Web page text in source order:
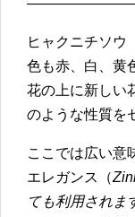
ヒャクニチソウ
色も赤、白、黄
花の上に新しい
のような性質を
ここでは広い意
エレガンス（
ても利用されま